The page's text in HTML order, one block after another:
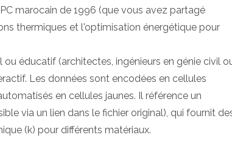
marocain de 1996 (que vous avez partagé
thermiques et l'optimisation énergétique pour
éducatif (architectes, ingénieurs en génie civil
Les données sont encodées en cellules
en cellules jaunes. Il référence un
via un lien dans le fichier original), qui fournit
(k) pour différents matériaux.